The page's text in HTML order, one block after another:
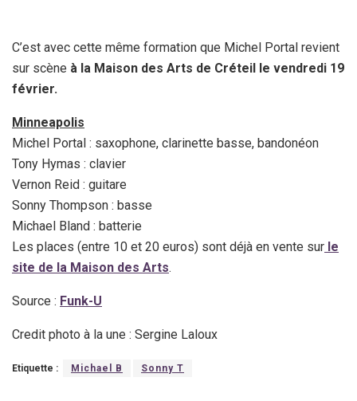
C’est avec cette même formation que Michel Portal revient
sur scène à la Maison des Arts de Créteil le vendredi 19
février.
Minneapolis
Michel Portal : saxophone, clarinette basse, bandonéon
Tony Hymas : clavier
Vernon Reid : guitare
Sonny Thompson : basse
Michael Bland : batterie
Les places (entre 10 et 20 euros) sont déjà en vente sur le
site de la Maison des Arts.
Source : Funk-U
Credit photo à la une : Sergine Laloux
Etiquette : Michael B Sonny T